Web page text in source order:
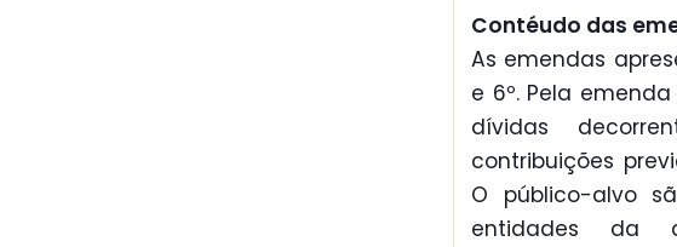
Contéudo das
As emendas
e 6º. Pela
dívidas
contribuições
O público-alvo
entidades da